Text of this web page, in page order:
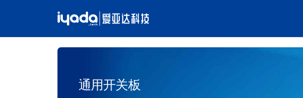
通用开关板